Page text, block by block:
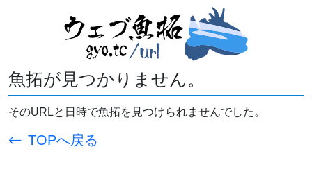
魚拓が見つかりません。
そのURLと日時で魚拓を見つけられませんでした。
TOPへ戻る